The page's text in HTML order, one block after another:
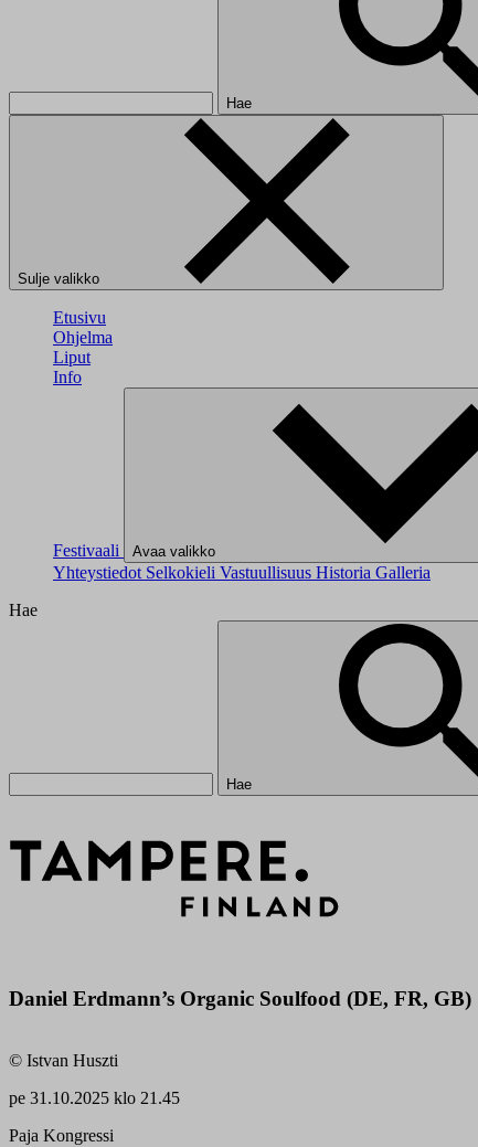
Hae
Sulje valikko
Etusivu
Ohjelma
Liput
Info
Festivaali Avaa valikko
Yhteystiedot Selkokieli Vastuullisuus Historia Galleria
Hae
Hae
Daniel Erdmann’s Organic Soulfood (DE, FR, GB)
© Istvan Huszti
pe 31.10.2025 klo 21.45
Paja Kongressi